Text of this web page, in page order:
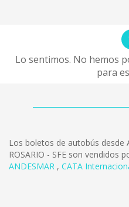
Lo sentimos. No hemos
para
Los boletos de autobús desde
ROSARIO - SFE son vendidos
ANDESMAR , CATA